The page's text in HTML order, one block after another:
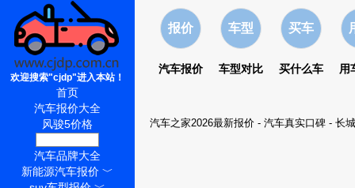
报价
汽车报价
车型
车型对比
买车
买什么车 用
汽车之家2026最新报价- 汽车真实口碑- 长
欢迎搜索"cjdp"进入本站！
首页
汽车报价大全
风骏5价格
汽车品牌大全
新能源汽车报价 ﹀